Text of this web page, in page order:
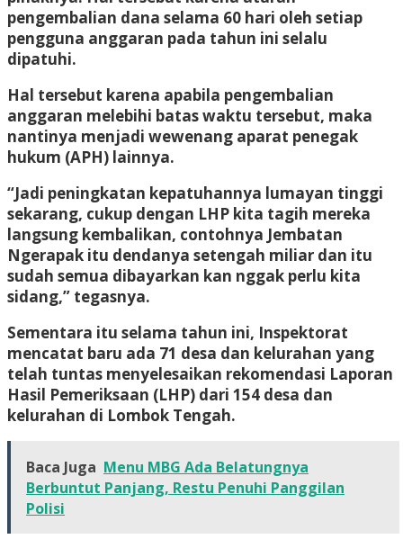
pengembalian dana selama 60 hari oleh setiap
pengguna anggaran pada tahun ini selalu
dipatuhi.
Hal tersebut karena apabila pengembalian
anggaran melebihi batas waktu tersebut, maka
nantinya menjadi wewenang aparat penegak
hukum (APH) lainnya.
“Jadi peningkatan kepatuhannya lumayan tinggi
sekarang, cukup dengan LHP kita tagih mereka
langsung kembalikan, contohnya Jembatan
Ngerapak itu dendanya setengah miliar dan itu
sudah semua dibayarkan kan nggak perlu kita
sidang,” tegasnya.
Sementara itu selama tahun ini, Inspektorat
mencatat baru ada 71 desa dan kelurahan yang
telah tuntas menyelesaikan rekomendasi Laporan
Hasil Pemeriksaan (LHP) dari 154 desa dan
kelurahan di Lombok Tengah.
Baca Juga Menu MBG Ada Belatungnya
Berbuntut Panjang, Restu Penuhi Panggilan
Polisi